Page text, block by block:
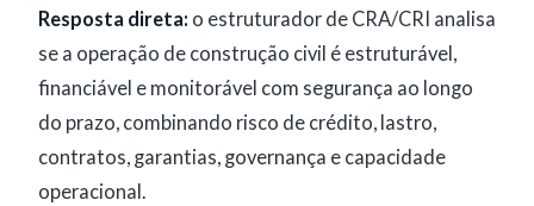
Resposta direta: o estruturador de CRA/CRI analisa
se a operação de construção civil é estruturável,
financiável e monitorável com segurança ao longo
do prazo, combinando risco de crédito, lastro,
contratos, garantias, governança e capacidade
operacional.